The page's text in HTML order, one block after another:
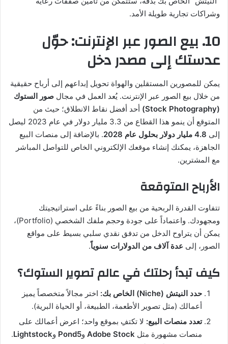
وشراكات تجارية طويلة الأمد.
10. بيع الصور عبر الإنترنت: حوّل
عدستك إلى مصدر دخل
يمكن للمصورين المستقلين والهواة تحويل إبداعهم إلى أرباح حقيقية
من خلال بيع الصور عبر الإنترنت. يُعد العمل في مجال صور الستوك
(Stock Photography)
أحد أفضل نقاط الانطلاق؛ حيث من
المتوقع أن ينمو هذا القطاع من 3.3 مليار دولار في عام 2023 ليصل
إلى 4.8 مليار دولار بحلول عام 2028
. بالإضافة إلى منصات البيع
الجاهزة، يمكنك إنشاء موقعك الإلكتروني الخاص للتواصل المباشر
مع المشترين.
الأرباح المتوقعة
تتفاوت القدرة الربحية من بيع الصور بناءً على استراتيجيتك
ومجهودك. واعتماداً على جودة وحجم ملفك الشخصي (Portfolio)،
يمكن أن يتراوح الدخل من تدفق نقدي سلبي بسيط على مواقع
الصور، إلى عدة آلاف من الدولارات سنوياً.
كيف تبدأ رحلتك في عالم تصوير الستوك؟
حدد النيتش (Niche) الخاص بك:
اختر مجالاً متخصصاً يميز
أعمالك (مثل تصوير الأطعمة، الطبيعة، أو الحياة البرية).
تعدد منصات البيع: لا تكتفِ بموقع واحد؛ اعرض أعمالك على
منصات مشهورة مثل Adobe Stock وPond5 وLightstock
.